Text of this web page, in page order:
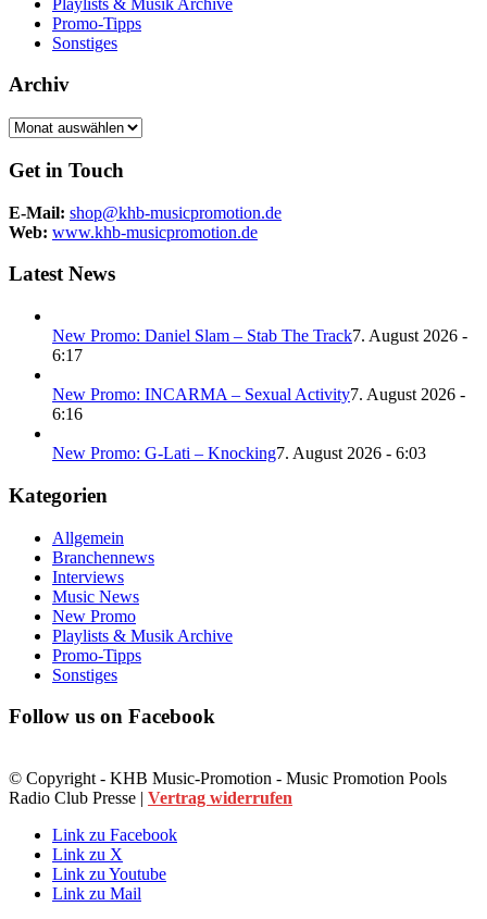
Promo-Tipps
Sonstiges
Archiv
Archiv
Get in Touch
E-Mail: shop@khb-musicpromotion.de
Web: www.khb-musicpromotion.de
Latest News
New Promo: Daniel Slam – Stab The Track7. August 2026 -
6:17
New Promo: INCARMA – Sexual Activity7. August 2026 -
6:16
New Promo: G-Lati – Knocking7. August 2026 - 6:03
Kategorien
Allgemein
Branchennews
Interviews
Music News
New Promo
Playlists & Musik Archive
Promo-Tipps
Sonstiges
Follow us on Facebook
© Copyright - KHB Music-Promotion - Music Promotion Pools
Radio Club Presse | Vertrag widerrufen
Link zu Facebook
Link zu X
Link zu Youtube
Link zu Mail